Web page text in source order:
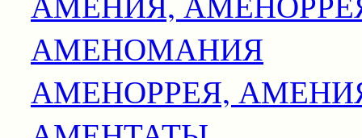
АМЕНОМАНИЯ
АМЕНОРРЕЯ,